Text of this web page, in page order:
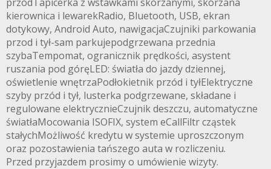
kierownica i lewarekRadio, Bluetooth, USB, ekran
dotykowy, Android Auto, nawigacjaCzujniki parkowania
przod i tył-sam parkujepodgrzewana przednia
szybaTempomat, ogranicznik prędkości, asystent
ruszania pod góręLED: światła do jazdy dziennej,
oświetlenie wnętrzaPodłokietnik przód i tyłElektryczne
szyby przód i tył, lusterka podgrzewane, składane i
regulowane elektrycznieCzujnik deszczu, automatyczne
światłaMocowania ISOFIX, system eCallFiltr cząstek
stałychMożliwość kredytu w systemie uproszczonym
oraz pozostawienia tańszego auta w rozliczeniu.
Przed przyjazdem prosimy o umówienie wizyty.